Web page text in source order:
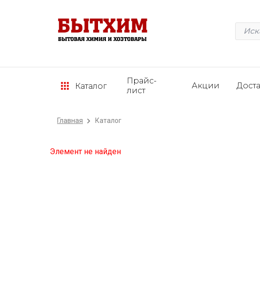
Каталог
Прайс-
лист
Акции
Главная Каталог
Элемент не найден